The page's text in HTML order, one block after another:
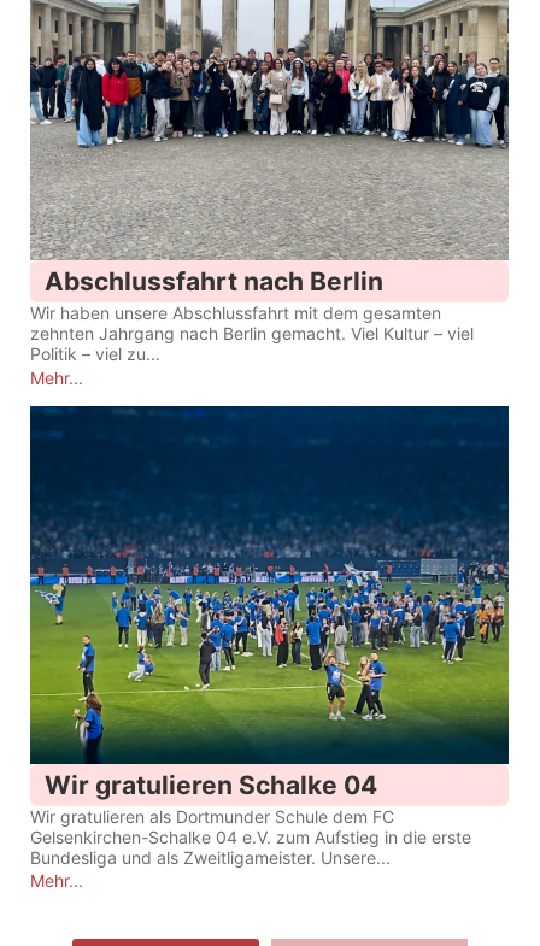
Abschlussfahrt nach Berlin
Wir haben unsere Abschlussfahrt mit dem gesamten
zehnten Jahrgang nach Berlin gemacht. Viel Kultur – viel
Politik – viel zu...
Mehr...
Wir gratulieren Schalke 04
Wir gratulieren als Dortmunder Schule dem FC
Gelsenkirchen-Schalke 04 e.V. zum Aufstieg in die erste
Bundesliga und als Zweitligameister. Unsere...
Mehr...